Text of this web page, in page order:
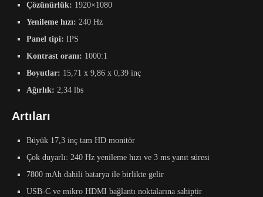
Çözünürlük: 1920×1080
Yenileme hızı: 240 Hz
Panel tipi: IPS
Kontrast oranı: 1000:1
Boyutlar: 15,71 x 9,86 x 0,39 inç
Ağırlık: 2,34 lbs
Artıları
Büyük 17,3 inç tam HD monitör
Çok duyarlı: 240 Hz yenileme hızı ve 3 ms yanıt süresi
7800 mAh dahili batarya ile birlikte gelir
USB-C ve mikro HDMI bağlantı noktalarına sahiptir